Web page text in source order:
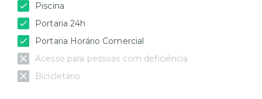
Piscina
Portaria 24h
Portaria Horário Comercial
Acesso para pessoas com deficiência
Bicicletário